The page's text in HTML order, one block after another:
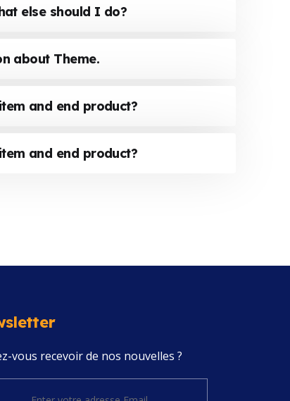
else should I do?
about Theme.
and end product?
and end product?
vous recevoir de nos nouvelles ?